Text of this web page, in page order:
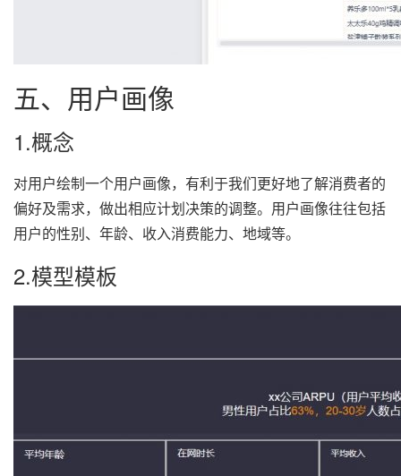
五、用户画像
1.概念
对用户绘制一个用户画像，有利于我们更好地了解消费者的
偏好及需求，做出相应计划决策的调整。用户画像往往包括
用户的性别、年龄、收入消费能力、地域等。
2.模型模板